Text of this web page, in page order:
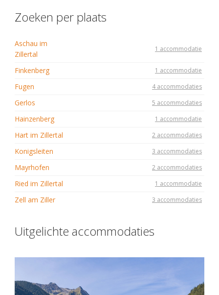
Zoeken per plaats
Aschau im
Zillertal
1 accommodatie
Finkenberg 1 accommodatie
Fugen 4 accommodaties
Gerlos 5 accommodaties
Hainzenberg 1 accommodatie
Hart im Zillertal 2 accommodaties
Konigsleiten 3 accommodaties
Mayrhofen 2 accommodaties
Ried im Zillertal 1 accommodatie
Zell am Ziller 3 accommodaties
Uitgelichte accommodaties